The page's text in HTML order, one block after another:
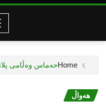
Homeحەماس وەڵامی
هەواڵ